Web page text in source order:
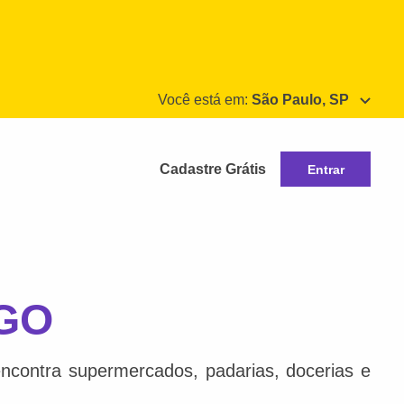
Você está em: São Paulo, SP
Cadastre Grátis Entrar
supermercados, padarias, docerias e